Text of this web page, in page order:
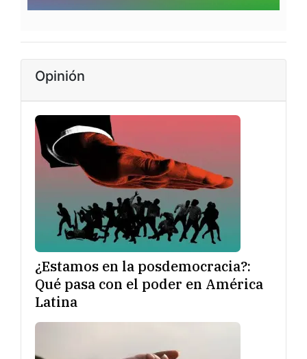
Opinión
¿Estamos en la posdemocracia?:
Qué pasa con el poder en América
Latina